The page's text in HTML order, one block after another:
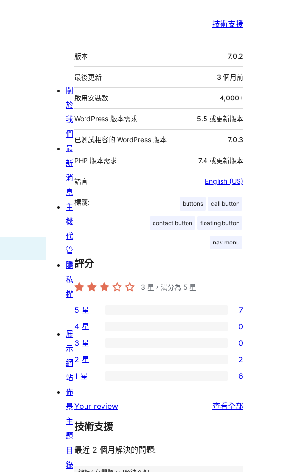
技術支援
中
繼
資
料
版本 7.0.2
最後更新 3 個月前
啟用安裝數 4,000+
WordPress 版本需求 5.5 或更新版本
已測試相容的 WordPress 版本 7.0.3
PHP 版本需求 7.4 或更新版本
語言 English (US)
標籤: buttons call button
contact button floating button
nav menu
評分
3 星，滿分為 5 星
7
個
5
星
使
者
論
5 星 7
個
4
星
用
者
論
4 星 0
0
個
3
使
用
評
3 星 0
個
星
使
者
評
2 星 2
1
星
用
者
1 星 6
Your review 查看全部
技術支援
最近 2 個月解決的問題:
關
於
我
們
最
新
消
息
主
機
代
管
隱
私
權
展
示
網
站
佈
景
主
題
目
錄